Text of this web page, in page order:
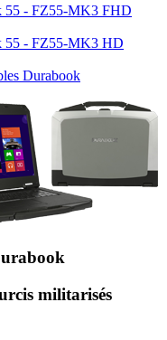
- FZ55-MK3 FHD
- FZ55-MK3 HD
Durabook
militarisés